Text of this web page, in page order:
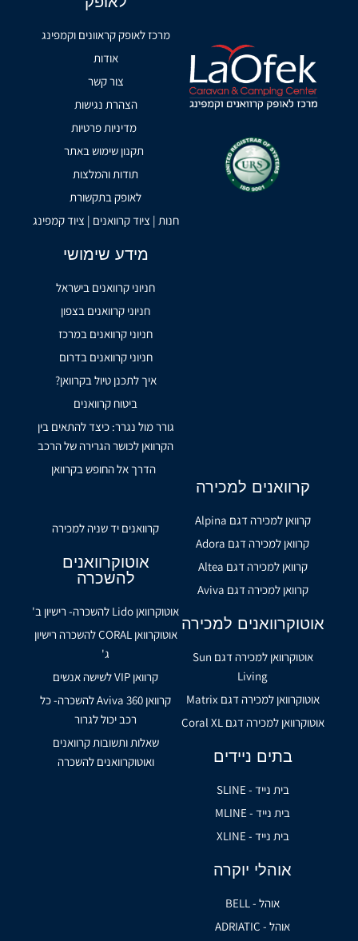
מרכז לאופק קראוונים וקמפינג
אודות
צור קשר
הצהרת נגישות
מדיניות פרטיות
תקנון שימוש באתר
תודות והמלצות
לאופק בתקשורת
חנות | ציוד קרוואנים | ציוד קמפינג
מידע שימושי
חניוני קרוואנים בישראל
חניוני קרוואנים בצפון
חניוני קרוואנים במרכז
חניוני קרוואנים בדרום
איך לתכנן טיול בקרוואן?
ביטוח קרוואנים
גורר מול נגרר: כיצד להתאים בין
הקרוואן לכושר הגרירה של הרכב
הדרך אל החופש בקרוואן
קרוואנים למכירה
קרוואן למכירה דגם Alpina
קרוואן למכירה דגם Adora
קרוואן למכירה דגם Altea
קרוואן למכירה דגם Aviva
אוטוקרוואנים למכירה
אוטוקרוואן למכירה דגם Sun
Living
אוטוקרוואן למכירה דגם Matrix
אוטוקרוואן למכירה דגם Coral XL
בתים ניידים
בית נייד - SLINE
בית נייד - MLINE
בית נייד - XLINE
אוהלי יוקרה
אוהל - BELL
אוהל - ADRIATIC
קרוואנים יד שניה למכירה
אוטוקרוואנים
להשכרה
אוטוקרוואן Lido להשכרה- רישיון ב'
אוטוקרוואן CORAL להשכרה רישיון
ג'
קרוואן VIP לשישה אנשים
קרוואן Aviva 360 להשכרה- כל
רכב יכול לגרור
שאלות ותשובות קרוואנים
ואוטוקרוואנים להשכרה